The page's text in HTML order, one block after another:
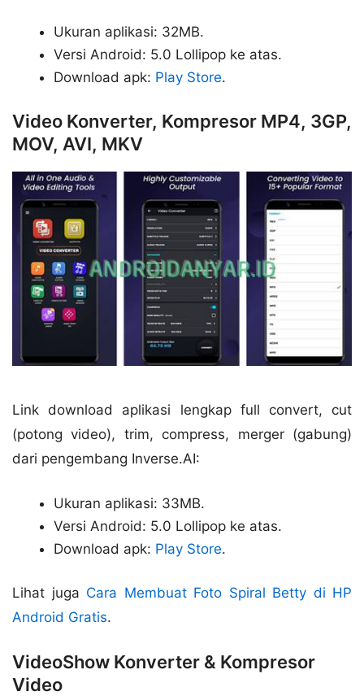
Ukuran aplikasi: 32MB.
Versi Android: 5.0 Lollipop ke atas.
Download apk: Play Store.
Video Konverter, Kompresor MP4, 3GP,
MOV, AVI, MKV
Link download aplikasi lengkap full convert, cut
(potong video), trim, compress, merger (gabung)
dari pengembang Inverse.AI:
Ukuran aplikasi: 33MB.
Versi Android: 5.0 Lollipop ke atas.
Download apk: Play Store.
Lihat juga Cara Membuat Foto Spiral Betty di HP
Android Gratis.
VideoShow Konverter & Kompresor
Video